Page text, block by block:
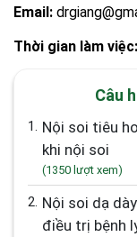
Email:
Thời gian làm việc:
Câu
1.
Nội soi tiêu hoá là gì? Những điều bạn cần biết
khi nội soi
(1350 lượt xem)
2. Nội soi dạ dày gây mê: Giải pháp chẩn đoán và
điều trị bệnh